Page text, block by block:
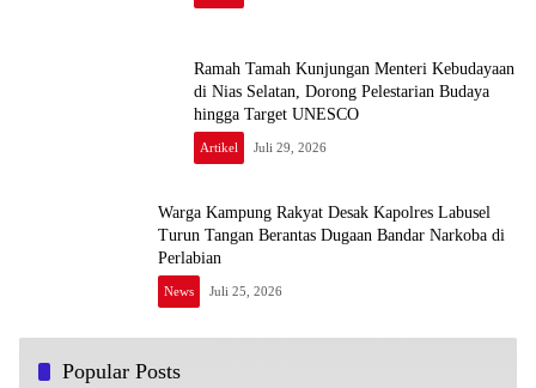
Ramah Tamah Kunjungan Menteri Kebudayaan
di Nias Selatan, Dorong Pelestarian Budaya
hingga Target UNESCO
Artikel Juli 29, 2026
Warga Kampung Rakyat Desak Kapolres Labusel
Turun Tangan Berantas Dugaan Bandar Narkoba di
Perlabian
News Juli 25, 2026
Popular PostsWarga Keluhkan Inkonsistensi Pelayanan Disdukcapil